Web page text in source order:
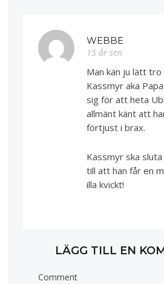
WEBBE
15 år sen
Man kan ju lätt
Kassmyr aka
sig för att heta
allmänt känt att
förtjust i brax.
Kassmyr ska
till att han får en
illa kvickt!
LÄGG TILL EN
Comment